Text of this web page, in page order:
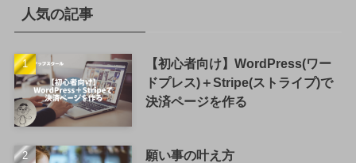
人気の記事
【初心者向け】WordPress(ワー
ドプレス)＋Stripe(ストライプ)で
決済ページを作る
願い事の叶え方